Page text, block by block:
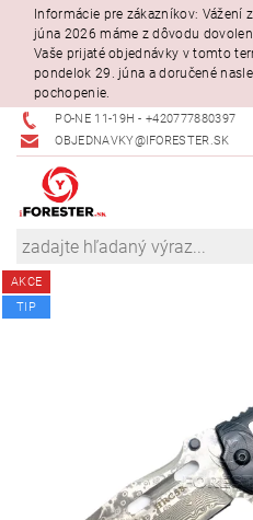
Informácie pre zákazníkov: Vážení
júna 2026 máme z dôvodu
Vaše prijaté objednávky v tomto
pondelok 29. júna a doručené
pochopenie.
PO-NE 11-19H - +420777880397
OBJEDNAVKY@IFORESTER.SK
AKCE
TIP